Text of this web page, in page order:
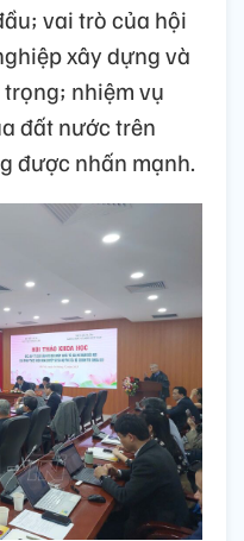
vai trò của hội
xây dựng và
nhiệm vụ
đất nước trên
được nhấn mạnh.